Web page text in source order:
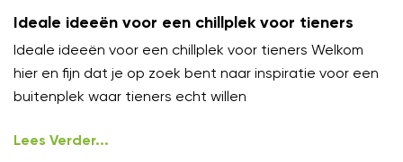
Ideale ideeën voor een chillplek voor tieners
Ideale ideeën voor een chillplek voor tieners Welkom
hier en fijn dat je op zoek bent naar inspiratie voor een
buitenplek waar tieners echt willen
Lees Verder...